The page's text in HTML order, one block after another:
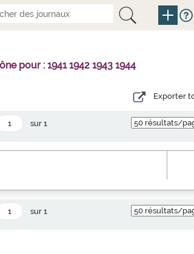
pour : 1941 1942 1943 1944
Exporter
sur 1
sur 1